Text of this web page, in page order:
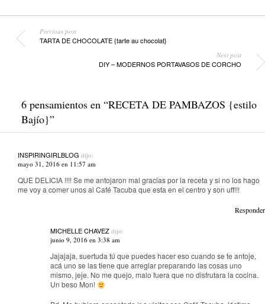
Previous post
TARTA DE CHOCOLATE {tarte au chocolat}
Next post
DIY – MODERNOS PORTAVASOS DE CORCHO
6 pensamientos en “RECETA DE PAMBAZOS {estilo
Bajío}”
INSPIRINGIRLBLOG dijo:
mayo 31, 2016 en 11:57 am
QUE DELICIA !!!! Se me antojaron mal gracias por la receta y si no los hago
me voy a comer unos al Café Tacuba que esta en el centro y son uff!!!
Responder
MICHELLE CHAVEZ dijo:
junio 9, 2016 en 3:38 am
Jajajaja, suertuda tú que puedes hacer eso cuando se te antoje,
acá uno se las tiene que arreglar preparando las cosas uno
mismo, jeje. No me quejo, malo fuera que no disfrutara la cocina.
Un beso Mon!